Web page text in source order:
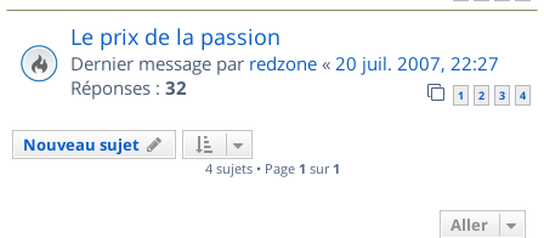
Le prix de la passion
Dernier message par redzone « 20 juil. 2007, 22:27
Réponses : 32 1 2 3 4
Nouveau sujet
4 sujets • Page 1 sur 1
Aller